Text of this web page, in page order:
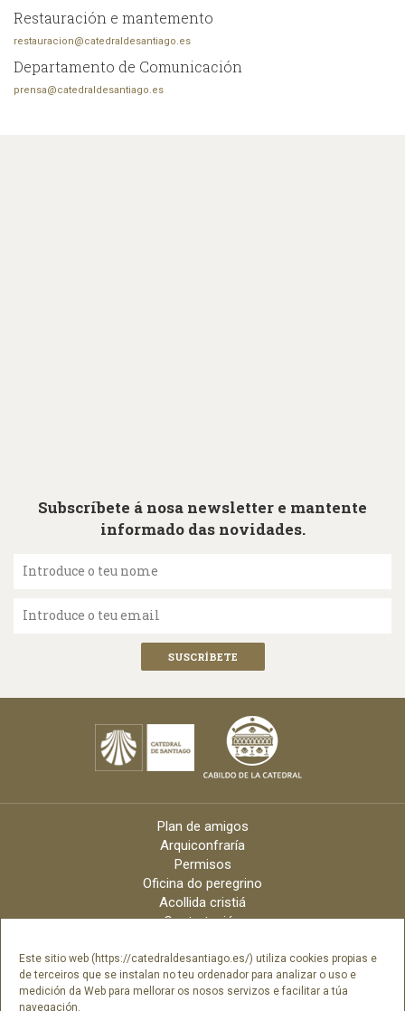
Este sitio web (https://catedraldesantiago.es/) utiliza cookies propias e
de terceiros que se instalan no teu ordenador para analizar o uso e
medición da Web para mellorar os nosos servizos e facilitar a túa
navegación.
Restauración e mantemento
restauracion@catedraldesantiago.es
Departamento de Comunicación
prensa@catedraldesantiago.es
Subscríbete á nosa newsletter e mantente
informado das novidades.
Introduce o teu nome
Introduce o teu email
Plan de amigos
Arquiconfraría
Permisos
Oficina do peregrino
Acollida cristiá
Contratación
Arquidiócese
Créditos
Catálogo Dixital